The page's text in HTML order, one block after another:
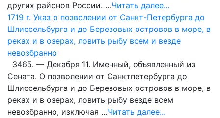
других районов России. …Читать далее...
1719 г. Указ о позволении от Санкт-Петербурга до
Шлиссельбурга и до Березовых островов в море, в
реках и в озерах, ловить рыбу всем и везде
невозбранно
3465. — Декабря 11. Именный, объявленный из
Сената. О позволении от Санктпетербурга до
Шлиссельбурга и до Березовых островов в море, в
реках и в озерах, ловить рыбу везде всем
невозбранно, изключая …Читать далее...